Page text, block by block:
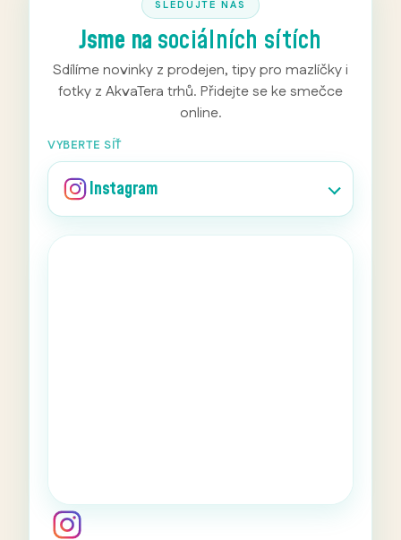
SLEDUJTE NÁS
Jsme na sociálních sítích
Sdílíme novinky z prodejen, tipy pro mazlíčky i
fotky z AkvaTera trhů. Přidejte se ke smečce
online.
VYBERTE SÍŤ
Instagram